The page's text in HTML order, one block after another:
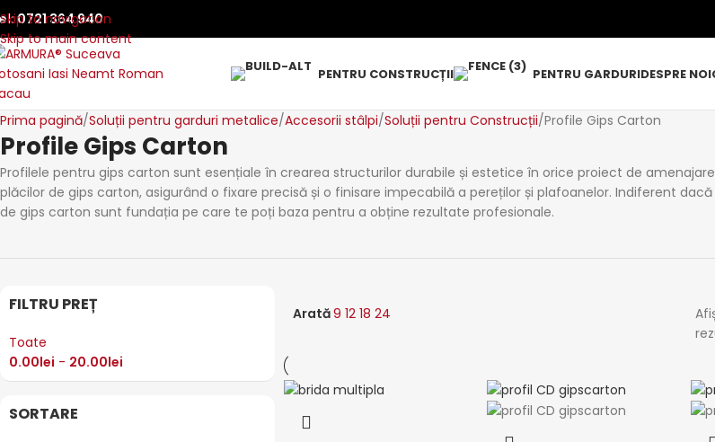
Skip to navigation
Skip to main content
0721 364 940
PENTRU CONSTRUCȚII PENTRU GARDURIDESPRE NOI
Prima pagină Soluții pentru garduri metalice Accesorii stâlpi Soluții pentru Construcții Profile Gips Carton
Profile Gips Carton
Profilele pentru gips carton sunt esențiale în crearea structurilor durabile și estetice în orice proiect de
plăcilor de gips carton, asigurând o fixare precisă și o finisare impecabilă a pereților și plafoanelor. Indiferent
de gips carton sunt fundația pe care te poți baza pentru a obține rezultate profesionale.
FILTRU PREȚ
Toate
0.00lei - 20.00lei
SORTARE
Arată9 12 18 24